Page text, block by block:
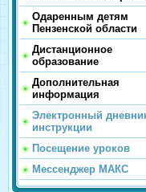
Одаренным детям
Пензенской области
Дистанционное
образование
Дополнительная
информация
Электронный
инструкции
Посещение уроков
Мессенджер МАКС